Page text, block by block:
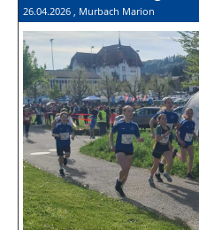
26.04.2026 , Murbach Marion